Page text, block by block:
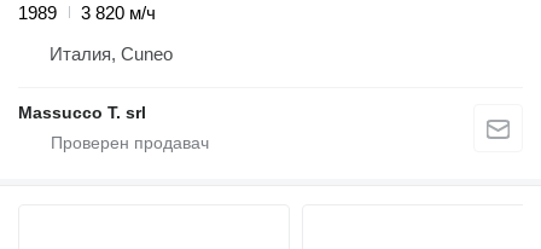
1989
3 820 м/ч
Италия, Cuneo
Massucco T. srl